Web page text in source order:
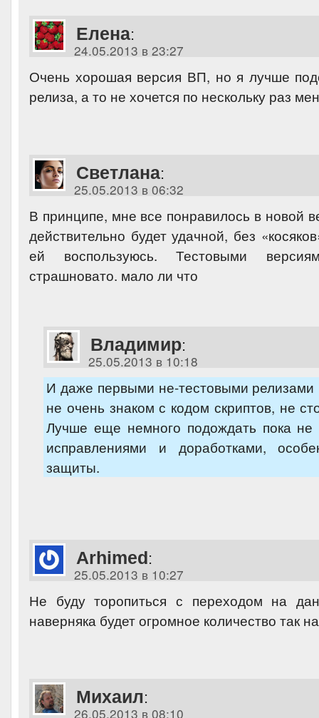
Елена:
24.05.2013 в 23:27
Очень хорошая версия ВП, но я лучше
релиза, а то не хочется по нескольку раз
Светлана:
25.05.2013 в 06:32
В принципе, мне все понравилось в новой
действительно будет удачной, без
ей воспользуюсь. Тестовыми
страшновато. мало ли что
Владимир:
25.05.2013 в 10:18
И даже первыми не-тестовыми релизами
не очень знаком с кодом скриптов, не
Лучше еще немного подождать пока не
исправлениями и доработками,
защиты.
Arhimed:
25.05.2013 в 10:27
Не буду торопиться с переходом на
наверняка будет огромное количество так
Михаил:
26.05.2013 в 08:10